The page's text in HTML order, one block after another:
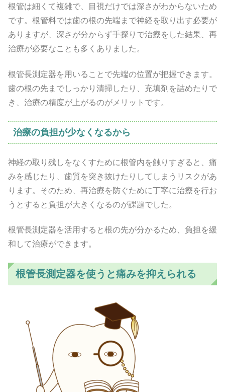
根管は細くて複雑で、目視だけでは深さがわからないため
です。根管料では歯の根の先端まで神経を取り出す必要が
ありますが、深さが分からず手探りで治療をした結果、再
治療が必要なことも多くありました。
根管長測定器を用いることで先端の位置が把握できます。
歯の根の先までしっかり清掃したり、充填剤を詰めたりで
き、治療の精度が上がるのがメリットです。
治療の負担が少なくなるから
神経の取り残しをなくすために根管内を触りすぎると、痛
みを感じたり、歯質を突き抜けたりしてしまうリスクがあ
ります。そのため、再治療を防ぐために丁寧に治療を行お
うとすると負担が大きくなるのが課題でした。
根管長測定器を活用すると根の先が分かるため、負担を緩
和して治療ができます。
根管長測定器を使うと痛みを抑えられる